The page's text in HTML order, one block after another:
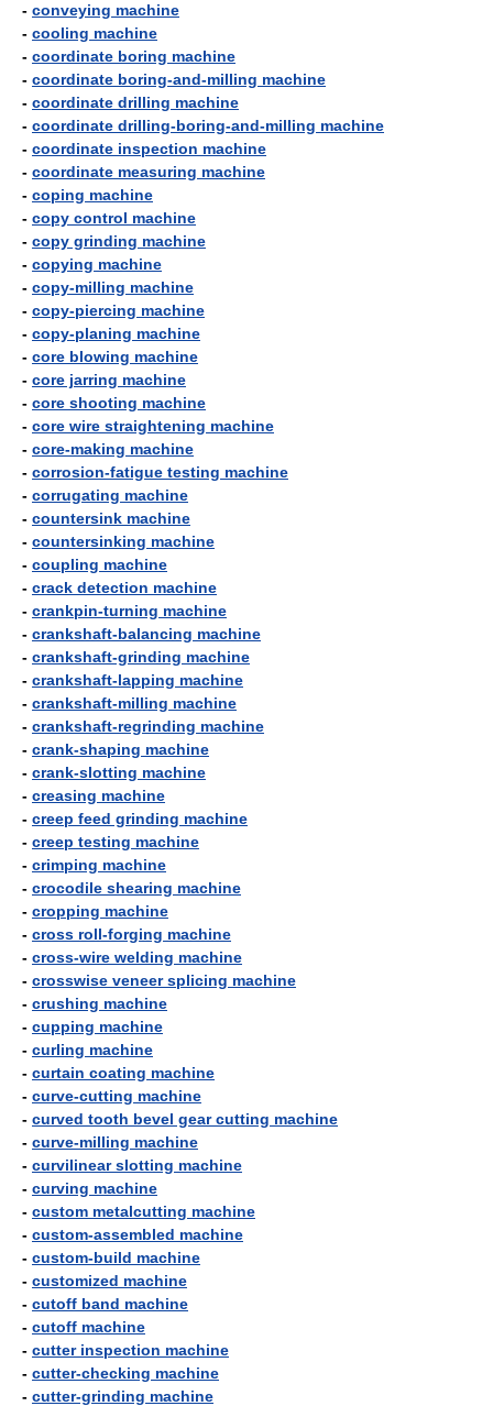
- conveying machine
- cooling machine
- coordinate boring machine
- coordinate boring-and-milling machine
- coordinate drilling machine
- coordinate drilling-boring-and-milling machine
- coordinate inspection machine
- coordinate measuring machine
- coping machine
- copy control machine
- copy grinding machine
- copying machine
- copy-milling machine
- copy-piercing machine
- copy-planing machine
- core blowing machine
- core jarring machine
- core shooting machine
- core wire straightening machine
- core-making machine
- corrosion-fatigue testing machine
- corrugating machine
- countersink machine
- countersinking machine
- coupling machine
- crack detection machine
- crankpin-turning machine
- crankshaft-balancing machine
- crankshaft-grinding machine
- crankshaft-lapping machine
- crankshaft-milling machine
- crankshaft-regrinding machine
- crank-shaping machine
- crank-slotting machine
- creasing machine
- creep feed grinding machine
- creep testing machine
- crimping machine
- crocodile shearing machine
- cropping machine
- cross roll-forging machine
- cross-wire welding machine
- crosswise veneer splicing machine
- crushing machine
- cupping machine
- curling machine
- curtain coating machine
- curve-cutting machine
- curved tooth bevel gear cutting machine
- curve-milling machine
- curvilinear slotting machine
- curving machine
- custom metalcutting machine
- custom-assembled machine
- custom-build machine
- customized machine
- cutoff band machine
- cutoff machine
- cutter inspection machine
- cutter-checking machine
- cutter-grinding machine